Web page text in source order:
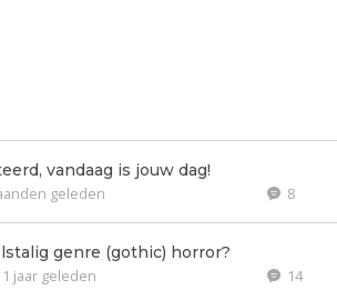
vandaag is jouw dag!
geleden 8
genre (gothic) horror?
1 jaar geleden 14